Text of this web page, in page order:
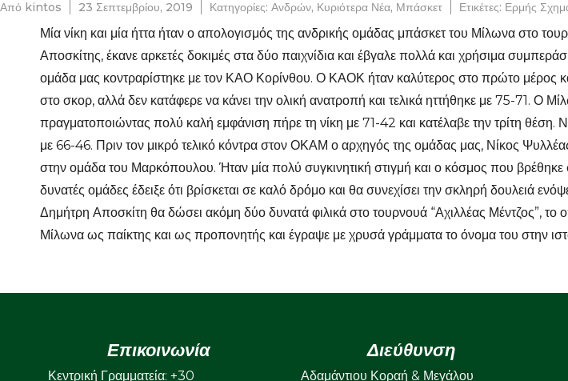
Από kintos 23 Σεπτεμβρίου, 2019 Κατηγορίες: Ανδρών, Κυριότερα Νέα, Μπάσκετ Ετικέτες: Ερμής
Μία νίκη και μία ήττα ήταν ο απολογισμός της ανδρικής ομάδας μπάσκετ του Μίλωνα στο
Αποσκίτης, έκανε αρκετές δοκιμές στα δύο παιχνίδια και έβγαλε πολλά και χρήσιμα
ομάδα μας κοντραρίστηκε με τον ΚΑΟ Κορίνθου. Ο ΚΑΟΚ ήταν καλύτερος στο πρώτο μέρος
στο σκορ, αλλά δεν κατάφερε να κάνει την ολική ανατροπή και τελικά ηττήθηκε με 75-71. Ο
πραγματοποιώντας πολύ καλή εμφάνιση πήρε τη νίκη με 71-42 και κατέλαβε την τρίτη
με 66-46. Πριν τον μικρό τελικό κόντρα στον ΟΚΑΜ ο αρχηγός της ομάδας μας, Νίκος
στην ομάδα του Μαρκόπουλου. Ήταν μία πολύ συγκινητική στιγμή και ο κόσμος που
δυνατές ομάδες έδειξε ότι βρίσκεται σε καλό δρόμο και θα συνεχίσει την σκληρή δουλειά
Δημήτρη Αποσκίτη θα δώσει ακόμη δύο δυνατά φιλικά στο τουρνουά “Αχιλλέας Μέντζος”,
Μίλωνα ως παίκτης και ως προπονητής και έγραψε με χρυσά γράμματα το όνομα του στην
Επικοινωνία
Κεντρική Γραμματεία: +30
Διεύθυνση
Αδαμάντιου Κοραή & Μεγάλου